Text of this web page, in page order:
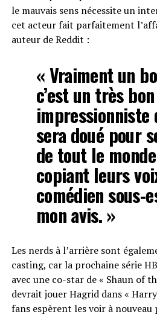
le mauvais sens nécessite un
cet acteur fait parfaitement
auteur de Reddit :
« Vraiment un
c’est un très bon
impressionniste
sera doué pour
de tout le
copiant leurs
comédien sous-
mon avis. »
Les nerds à l’arrière sont
casting, car la prochaine série
avec une co-star de « Shaun of
devrait jouer Hagrid dans «
fans espèrent les voir à nouveau